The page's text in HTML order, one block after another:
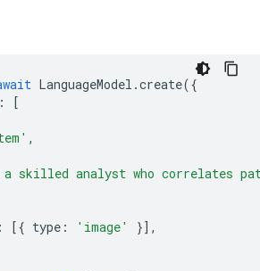
LanguageModel .create({
:
[
,
a skilled analyst who correlates
: [{ type : 'image'
}],